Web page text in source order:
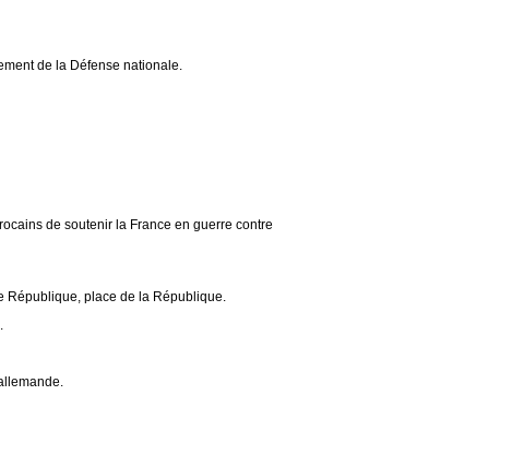
de la Défense nationale.
de soutenir la France en guerre contre
République, place de la République.